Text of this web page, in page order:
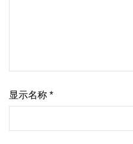
显示名称 *